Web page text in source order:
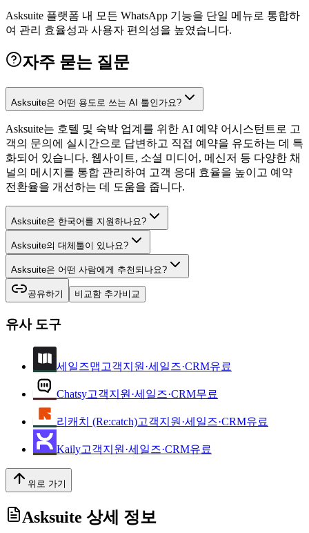
Asksuite 플랫폼 내 모든 WhatsApp 기능을 단일 메뉴로 통합하
여 관리 효율성과 사용자 편의성을 높였습니다.
자주 묻는 질문
Asksuite은 어떤 용도로 쓰는 AI 툴인가요?
Asksuite는 호텔 및 숙박 업계를 위한 AI 예약 어시스턴트로 고
객의 문의에 실시간으로 답변하고 직접 예약을 유도하는 데 특
화되어 있습니다. 웹사이트, 소셜 미디어, 메신저 등 다양한 채
널의 메시지를 통합 관리하여 고객 응대 효율을 높이고 예약
전환율을 개선하는 데 도움을 줍니다.
Asksuite은 한국어를 지원하나요?
Asksuite의 대체툴이 있나요?
Asksuite은 어떤 사람에게 추천되나요?
공유하기 비교함 추가비교
유사 도구
세일즈맵 고객지원·세일즈·CRM유료
Chatsy고객지원·세일즈·CRM무료
리캐치 (Re:catch)고객지원·세일즈·CRM유료
Kaily고객지원·세일즈·CRM유료
위로 가기
Asksuite 상세 정보